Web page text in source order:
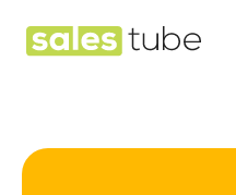
Salestube